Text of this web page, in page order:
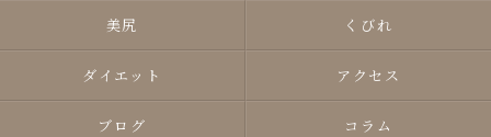
美尻 くびれ
ダイエット アクセス
ブログ コラム